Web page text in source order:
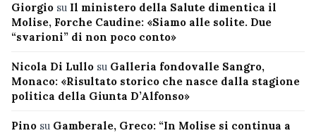
Giorgio su Il ministero della Salute dimentica il
Molise, Forche Caudine: «Siamo alle solite. Due
“svarioni” di non poco conto»
Nicola Di Lullo su Galleria fondovalle Sangro,
Monaco: «Risultato storico che nasce dalla stagione
politica della Giunta D’Alfonso»
Pino su Gamberale, Greco: “In Molise si continua a